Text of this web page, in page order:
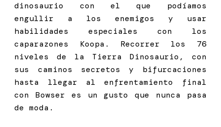
dinosaurio con el que podíamos
engullir a los enemigos y usar
habilidades especiales con los
caparazones Koopa. Recorrer los 76
niveles de la Tierra Dinosaurio, con
sus caminos secretos y bifurcaciones
hasta llegar al enfrentamiento final
con Bowser es un gusto que nunca pasa
de moda.